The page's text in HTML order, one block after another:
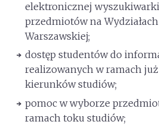
elektronicznej
przedmiotów na
Warszawskiej;
dostęp studentów do
realizowanych w ramach
kierunków studiów;
pomoc w wyborze
ramach toku studiów;